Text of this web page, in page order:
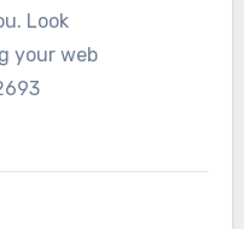
Look
your web